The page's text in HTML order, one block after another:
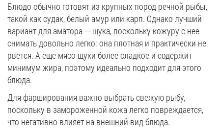
0412 42 29 23
Блюдо обычно готовят из крупных пород речной рыбы,
такой как судак, белый амур или карп. Однако лучший
вариант для аматора — щука, поскольку кожуру с нее
снимать довольно легко: она плотная и практически не
рвется. А еще мясо щуки более сладкое и содержит
минимум жира, поэтому идеально подходит для этого
блюда.
Для фарширования важно выбрать свежую рыбу,
поскольку в замороженной кожа легко повреждается,
что негативно влияет на внешний вид блюда.